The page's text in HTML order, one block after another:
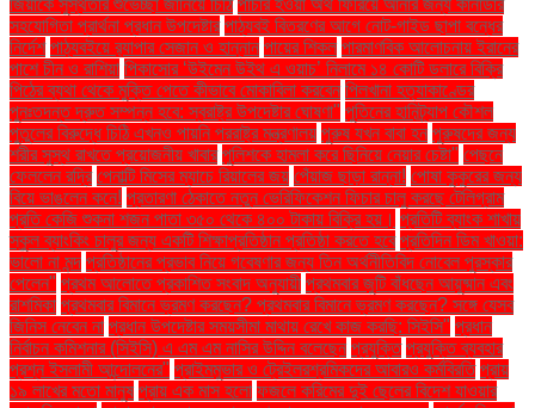
সহযোগিতা প্রার্থনা প্রধান উপদেষ্টার পাঠ্যবই বিতরণের আগে নোট-গাইড ছাপা বন্ধের
নির্দেশ পাঠ্যবইয়ে র‍্যাপার সেজান ও হান্নান পায়ের শিকল পারমাণবিক আলোচনায় ইরানের
পাশে চীন ও রাশিয়া পিকাসোর ‘উইমেন উইথ এ ওয়াচ’ নিলামে ১৪ কোটি ডলারে বিক্রি
পিঠের ব্যথা থেকে মুক্তি পেতে কীভাবে মোকাবিলা করবেন পিলখানা হত্যাকাণ্ডের
পুনঃতদন্ত দ্রুত সম্পন্ন হবে: স্বরাষ্ট্র উপদেষ্টার ঘোষণা" পুতিনের হানিট্র্যাপ কৌশল
পুতুলের বিরুদ্ধে চিঠি এখনও পায়নি পররাষ্ট্র মন্ত্রণালয় পুরুষ যখন বাবা হন পুরুষদের জন্য
শরীর সুস্থ রাখতে প্রয়োজনীয় খাবার পুলিশকে হামলা করে ছিনিয়ে নেয়ার চেষ্টা" পেছনে
ফেললেন রদ্রি পেনাল্টি মিসের ম্যাচে রিয়ালের জয় পেঁয়াজ ছাড়া রান্না! পোষা কুকুরের জন্য
বিয়ে ভাঙলেন কনে! প্রতারণা ঠেকাতে নতুন ভেরিফিকেশন ফিচার চালু করছে টেলিগ্রাম
প্রতি কেজি শুকনা শজন পাতা ৩৫০ থেকে ৪০০ টাকায় বিক্রি হয়। প্রতিটি ব্যাংক শাখায়
স্কুল ব্যাংকিং চালুর জন্য একটি শিক্ষাপ্রতিষ্ঠান প্রতিষ্ঠা করতে হবে প্রতিদিন ডিম খাওয়া:
ভালো না মন্দ প্রতিষ্ঠানের প্রভাব নিয়ে গবেষণার জন্য তিন অর্থনীতিবিদ নোবেল পুরস্কার
পেলেন" প্রথম আলোতে প্রকাশিত সংবাদ অনুযায়ী প্রথমবার জুটি বাঁধছেন আয়ুষ্মান এবং
রাশমিকা প্রথমবার বিমানে ভ্রমণ করছেন? প্রথমবার বিমানে ভ্রমণ করছেন? সঙ্গে যেসব
জিনিস নেবেন না প্রধান উপদেষ্টার সময়সীমা মাথায় রেখে কাজ করছি: সিইসি" প্রধান
নির্বাচন কমিশনার (সিইসি) এ এম এম নাসির উদ্দিন বলেছেন প্রযুক্তি প্রযুক্তি ব্যবহার
প্রশ্ন ইসলামী আন্দোলনের" প্রাইমমুভার ও ট্রেইলরশ্রমিকদের আবারও কর্মবিরতি প্রায়
১৯ লাখের মতো মানুষ প্রায় এক মাস হলো ফজলে করিমের দুই ছেলের বিদেশ যাওয়ার